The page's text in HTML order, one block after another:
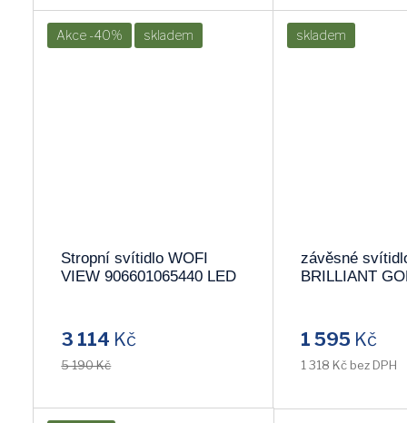
Akce -40% skladem
Stropní svítidlo WOFI
VIEW 906601065440 LED
3 114 Kč
5 190 Kč
skladem
závěsné
BRILLIANT
1 595 Kč
1 318 Kč bez DPH